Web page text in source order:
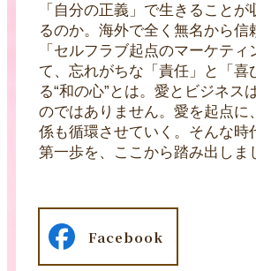
「自分の正義」で生きること
るのか。海外で全く無名から信
「セルフラブ起点のマーケティ
て、忘れがちな「責任」と「喜
る“和の心”とは。愛とビジネス
のではありません。愛を起点に
係も循環させていく。そんな時
第一歩を、ここから踏み出しま
Facebook